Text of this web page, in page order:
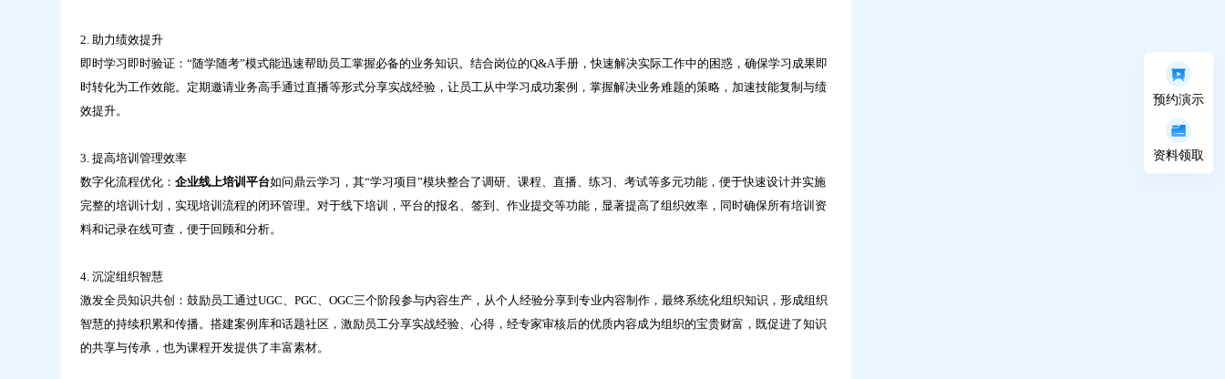
2. 助力绩效提升
即时学习即时验证：“随学随考”模式能迅速帮助员工掌握必备的业务知识。结合岗位的Q&A手册，快速解决实际工作中的困惑，确保学习成果即
时转化为工作效能。定期邀请业务高手通过直播等形式分享实战经验，让员工从中学习成功案例，掌握解决业务难题的策略，加速技能复制与绩
效提升。
3. 提高培训管理效率
数字化流程优化： 企业线上培训平台如问鼎云学习，其“学习项目”模块整合了调研、课程、直播、练习、考试等多元功能，便于快速设计并实施
完整的培训计划，实现培训流程的闭环管理。对于线下培训，平台的报名、签到、作业提交等功能，显著提高了组织效率，同时确保所有培训资
料和记录在线可查，便于回顾和分析。
4. 沉淀组织智慧
激发全员知识共创：鼓励员工通过UGC、PGC、OGC三个阶段参与内容生产，从个人经验分享到专业内容制作，最终系统化组织知识，形成组织
智慧的持续积累和传播。搭建案例库和话题社区，激励员工分享实战经验、心得，经专家审核后的优质内容成为组织的宝贵财富，既促进了知识
的共享与传承，也为课程开发提供了丰富素材。
预约演示
资料领取